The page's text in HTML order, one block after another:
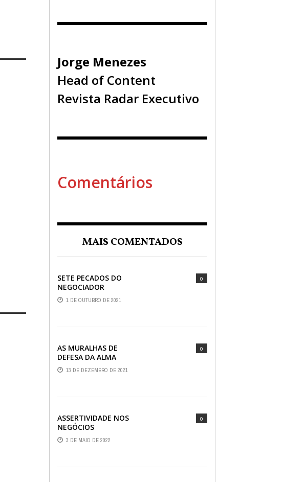
Jorge Menezes
Head of Content
Revista Radar Executivo
Comentários
MAIS COMENTADOS
0
SETE PECADOS DO
NEGOCIADOR
1 DE OUTUBRO DE 2021
0
AS MURALHAS DE
DEFESA DA ALMA
13 DE DEZEMBRO DE 2021
0
ASSERTIVIDADE NOS
NEGÓCIOS
3 DE MAIO DE 2022